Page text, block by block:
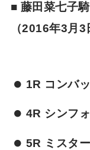
■ 藤田菜七子
（2016年3月3
1R コンバ
4R シンフ
5R ミスタ